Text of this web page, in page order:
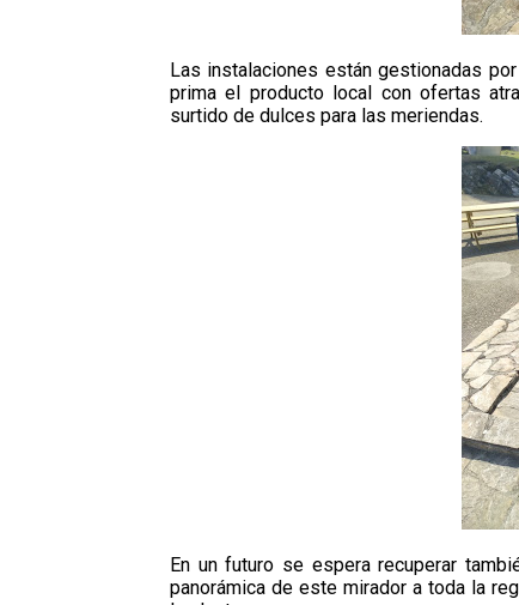
Las instalaciones están gestionadas
prima el producto local con ofertas
surtido de dulces para las meriendas.
En un futuro se espera recuperar
panorámica de este mirador a toda la